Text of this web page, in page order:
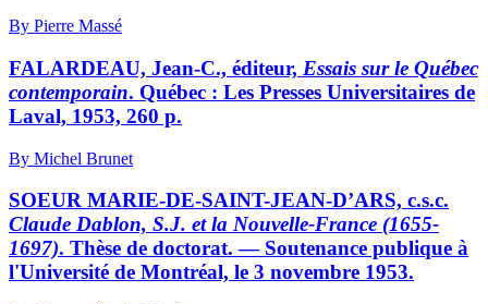
By Pierre Massé
FALARDEAU, Jean-C., éditeur, Essais sur le Québec
contemporain. Québec : Les Presses Universitaires de
Laval, 1953, 260 p.
By Michel Brunet
SOEUR MARIE-DE-SAINT-JEAN-D’ARS, c.s.c.
Claude Dablon, S.J. et la Nouvelle-France (1655-
1697). Thèse de doctorat. — Soutenance publique à
l'Université de Montréal, le 3 novembre 1953.